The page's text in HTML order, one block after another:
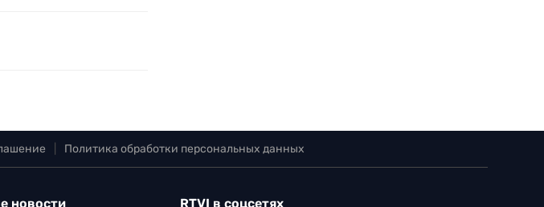
Политика обработки персональных данных
новости RTVI в соцсетях